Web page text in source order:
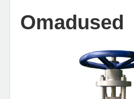
Omadused